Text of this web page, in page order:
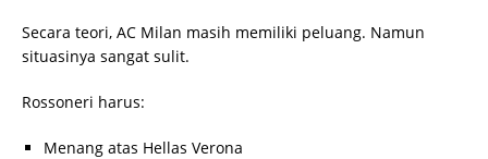
Secara teori, AC Milan masih memiliki peluang. Namun
situasinya sangat sulit.
Rossoneri harus:
Menang atas Hellas Verona